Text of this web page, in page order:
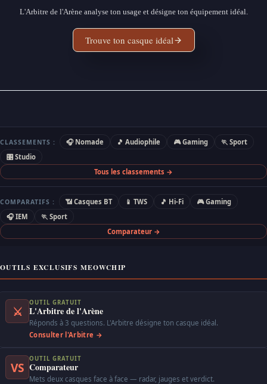
L'Arbitre de l'Arène analyse ton usage et désigne ton équipement idéal.
Trouve ton casque idéal
CLASSEMENTS : 🎧 Nomade 🎵 Audiophile 🎮 Gaming
🏃 Sport
🎛 Studio
Tous les classements →
COMPARATIFS : 📶 Casques BT 📱 TWS 🎵 Hi-Fi
🎮 Gaming
🎧 IEM
🏃 Sport
Comparateur →
OUTILS EXCLUSIFS MEOWCHIP
⚔
OUTIL GRATUIT
L'Arbitre de l'Arène
Réponds à 3 questions. L'Arbitre désigne ton casque idéal.
Consulter l'Arbitre →
VS
OUTIL GRATUIT
Comparateur
Mets deux casques face à face — radar, jauges et verdict.